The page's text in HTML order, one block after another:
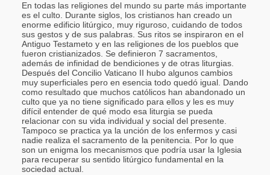
En todas las religiones del mundo su parte más importante
es el culto. Durante siglos, los cristianos han creado un
enorme edificio litúrgico, muy riguroso, cuidando de todos
sus gestos y de sus palabras. Sus ritos se inspiraron en el
Antiguo Testameto y en las religiones de los pueblos que
fueron cristianizados. Se definieron 7 sacramentos,
además de infinidad de bendiciones y de otras liturgias.
Después del Concilio Vaticano II hubo algunos cambios
muy superficiales pero en esencia todo quedó igual. Dando
como resultado que muchos católicos han abandonado un
culto que ya no tiene significado para ellos y les es muy
difícil entender de qué modo esa liturgia se pueda
relacionar con su vida individual y social del presente.
Tampoco se practica ya la unción de los enfermos y casi
nadie realiza el sacramento de la penitencia. Por lo que
son un enigma los mecanismos que podría usar la Iglesia
para recuperar su sentido litúrgico fundamental en la
sociedad actual.